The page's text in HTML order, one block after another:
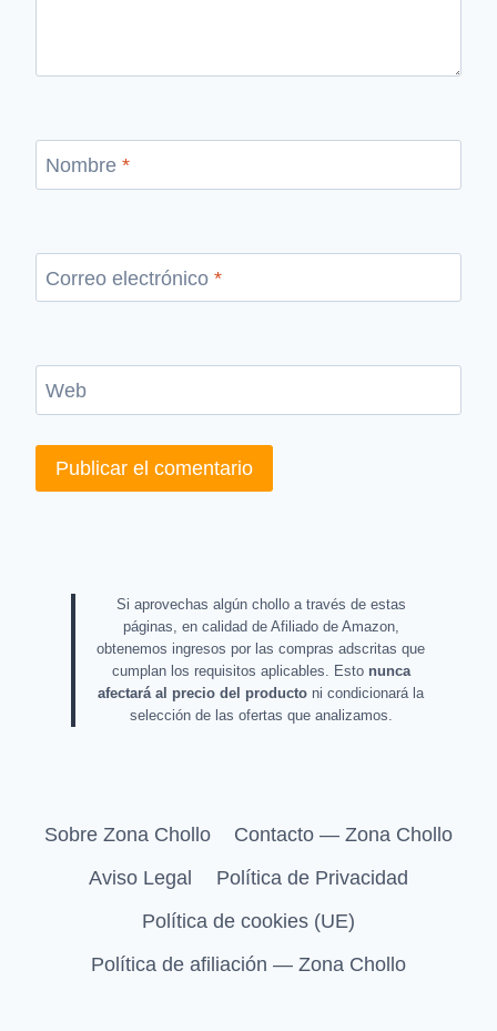
Nombre *
Correo electrónico *
Web
Si aprovechas algún chollo a través de estas
páginas, en calidad de Afiliado de Amazon,
obtenemos ingresos por las compras adscritas que
cumplan los requisitos aplicables. Esto nunca
afectará al precio del producto ni condicionará la
selección de las ofertas que analizamos.
Sobre Zona Chollo
Contacto — Zona Chollo
Aviso Legal
Política de Privacidad
Política de cookies (UE)
Política de afiliación — Zona Chollo